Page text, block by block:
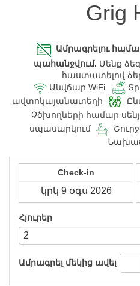
Grig
Ամրագրելու
պահանջվում. Մենք
հաստատելով
Անվճար WiFi
ավտոկայանատեղի
Չծխողների համար
սպասարկում
Check-in
Հյուրեր
Ամրագրել մեկից ավել
այո